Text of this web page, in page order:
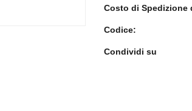
Costo di Spedizione
Codice:
Condividi su